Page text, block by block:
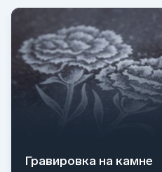
Гравировка на камне